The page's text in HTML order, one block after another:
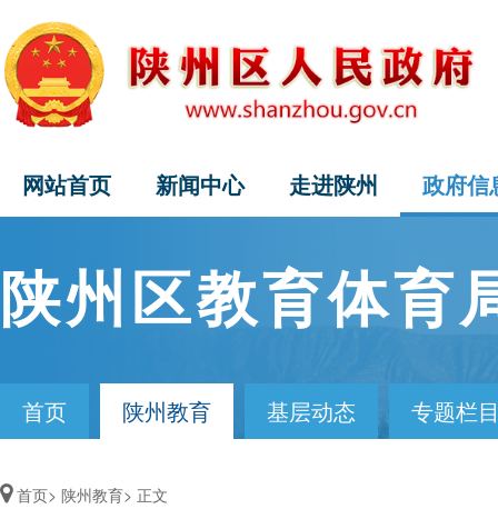
网站首页 新闻中心 走进陕州 政府信
陕州区教育体育
首页 陕州教育 基层动态 专题栏
首页> 陕州教育> 正文